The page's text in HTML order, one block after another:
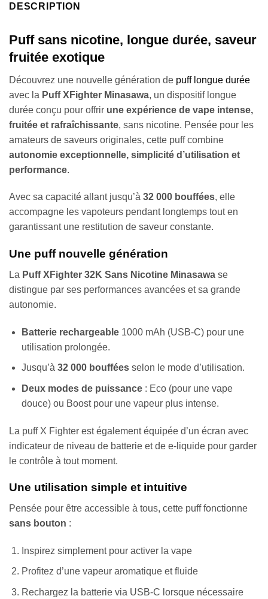
DESCRIPTION
Puff sans nicotine, longue durée, saveur
fruitée exotique
Découvrez une nouvelle génération de puff longue durée
avec la Puff XFighter Minasawa, un dispositif longue
durée conçu pour offrir une expérience de vape intense,
fruitée et rafraîchissante, sans nicotine. Pensée pour les
amateurs de saveurs originales, cette puff combine
autonomie exceptionnelle, simplicité d’utilisation et
performance.
Avec sa capacité allant jusqu’à 32 000 bouffées, elle
accompagne les vapoteurs pendant longtemps tout en
garantissant une restitution de saveur constante.
Une puff nouvelle génération
La Puff XFighter 32K Sans Nicotine Minasawa se
distingue par ses performances avancées et sa grande
autonomie.
Batterie rechargeable1000 mAh (USB-C) pour une
utilisation prolongée.
Jusqu’à 32 000 boufféesselon le mode d’utilisation.
Deux modes de puissance: Eco (pour une vape
douce) ou Boost pour une vapeur plus intense.
La puff X Fighter est également équipée d’un écran avec
indicateur de niveau de batterie et de e-liquide pour garder
le contrôle à tout moment.
Une utilisation simple et intuitive
Pensée pour être accessible à tous, cette puff fonctionne
sans bouton :
Inspirez simplement pour activer la vape
Profitez d’une vapeur aromatique et fluide
Rechargez la batterie via USB-C lorsque nécessaire